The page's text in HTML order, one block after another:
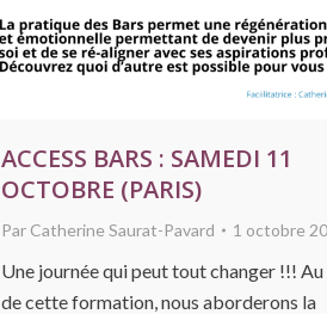
ACCESS BARS : SAMEDI 11
OCTOBRE (PARIS)
Par Catherine Saurat-Pavard 1 octobre
Une journée qui peut tout changer !!! Au
de cette formation, nous aborderons la